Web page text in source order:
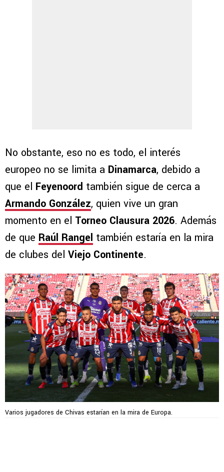
No obstante, eso no es todo, el interés
europeo no se limita a Dinamarca, debido a
que el Feyenoord también sigue de cerca a
Armando González, quien vive un gran
momento en el Torneo Clausura 2026. Además
de que Raúl Rangel también estaría en la mira
de clubes del Viejo Continente.
Varios jugadores de Chivas estarían en la mira de Europa.